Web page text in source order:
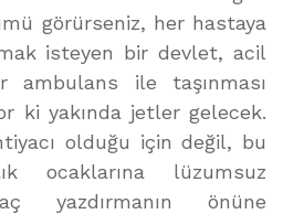
görürseniz, her hastaya
isteyen bir devlet, acil
ambulans ile taşınması
ki yakında jetler gelecek.
olduğu için değil, bu
ocaklarına lüzumsuz
yazdırmanın önüne